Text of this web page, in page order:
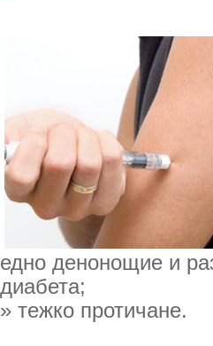
едно денонощие и
диабета;
» тежко протичане.